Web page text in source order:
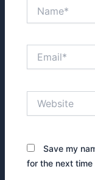
Save my
for the next time